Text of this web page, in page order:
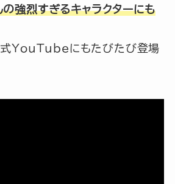
強烈すぎるキャラクターにも
式YouTubeにもたびたび登場